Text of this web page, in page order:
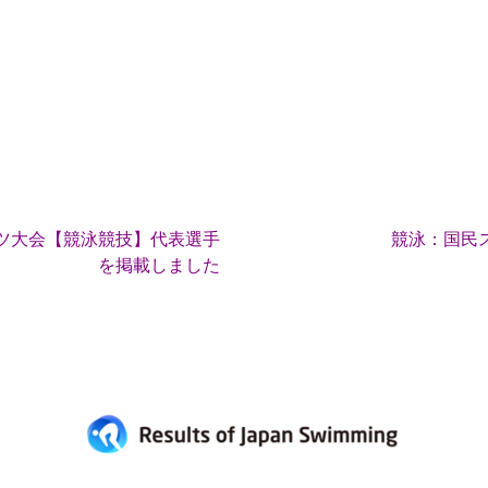
大会【競泳競技】代表選手
を掲載しました
競泳：国民